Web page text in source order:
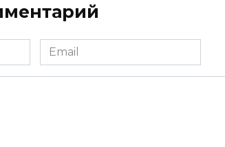
Email
*